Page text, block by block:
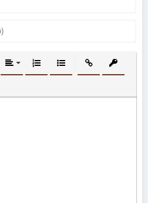
ВЫРАВНИВАНИЕ
НУМЕРОВАННЫЙ СПИСОК
МАРКИРОВАННЫЙ
ВСТАВИТЬ
ТЕКСТА
СПОЙЛЕРА